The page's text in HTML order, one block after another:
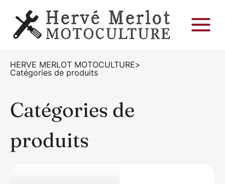
HERVE MERLOT MOTOCULTURE>
Catégories de produits
Catégories de
produits